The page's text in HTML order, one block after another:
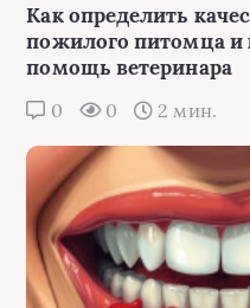
Как определить
пожилого питомца и
помощь ветеринара
0 0 2 мин.